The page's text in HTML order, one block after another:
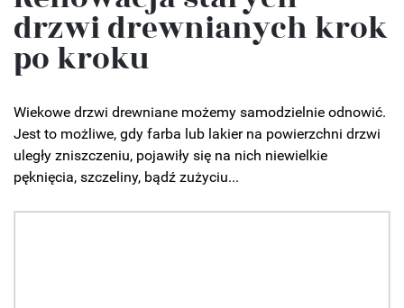
drzwi drewnianych krok
po kroku
Wiekowe drzwi drewniane możemy samodzielnie odnowić.
Jest to możliwe, gdy farba lub lakier na powierzchni drzwi
uległy zniszczeniu, pojawiły się na nich niewielkie
pęknięcia, szczeliny, bądź zużyciu...